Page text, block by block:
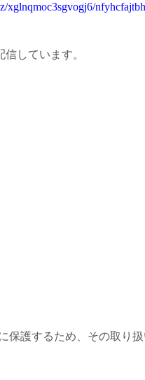
xglnqmoc3sgvogj6/
しています。
保護するため、その取り